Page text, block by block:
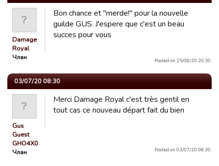
Damage
Royal
Члан
Bon chance et "merde!" pour la nouvelle
guilde GUS. J'espere que c'est un beau
succes pour vous
Posted on 25/06/20 20:30.
03/07/20 08:30
Gus
Guest
GHO4X0
Члан
Merci Damage Royal c'est très gentil en
tout cas ce nouveau départ fait du bien
Posted on 03/07/20 08:30.